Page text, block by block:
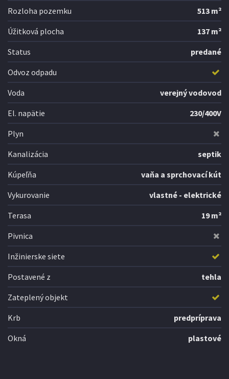
Rozloha pozemku
513 m²
Úžitková plocha
137 m²
Status
predané
Odvoz odpadu
Voda
verejný vodovod
El. napätie
230/400V
Plyn
Kanalizácia
septik
Kúpeľňa
vaňa a sprchovací kút
Vykurovanie
vlastné - elektrické
Terasa
19 m²
Pivnica
Inžinierske siete
Postavené z
tehla
Zateplený objekt
Krb
predpríprava
Okná
plastové